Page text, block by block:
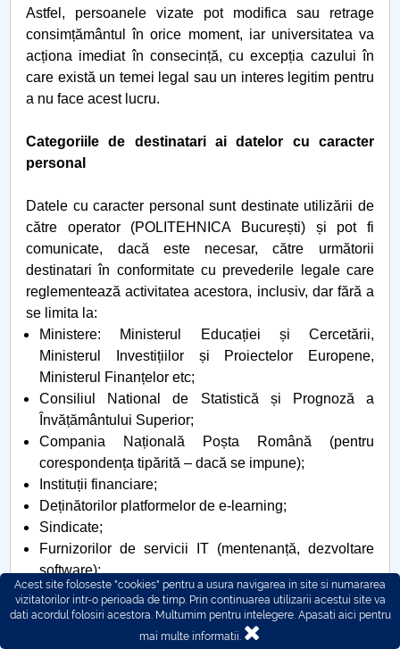
Astfel, persoanele vizate pot modifica sau retrage
consimțământul în orice moment, iar universitatea va
acționa imediat în consecință, cu excepția cazului în
care există un temei legal sau un interes legitim pentru
a nu face acest lucru.
Categoriile de destinatari ai datelor cu caracter
personal
Datele cu caracter personal sunt destinate utilizării de
către operator (POLITEHNICA București) și pot fi
comunicate, dacă este necesar, către următorii
destinatari în conformitate cu prevederile legale care
reglementează activitatea acestora, inclusiv, dar fără a
se limita la:
Ministere: Ministerul Educației și Cercetării,
Ministerul Investițiilor și Proiectelor Europene,
Ministerul Finanțelor etc;
Consiliul National de Statistică și Prognoză a
Învățământului Superior;
Compania Națională Poșta Română (pentru
corespondența tipărită – dacă se impune);
Instituții financiare;
Deținătorilor platformelor de e-learning;
Sindicate;
Furnizorilor de servicii IT (mentenanță, dezvoltare
software);
Instituții naționale sau europene ce finanțează
proiecte de cercetare;
Instituții publice: servicii sociale și de sănătate
Acest site foloseste "cookies" pentru a usura navigarea in site si numararea
vizitatorilor intr-o perioada de timp. Prin continuarea utilizarii acestui site va
dati acordul folosiri acestora. Multumim pentru intelegere. Apasati aici pentru
mai multe informatii.